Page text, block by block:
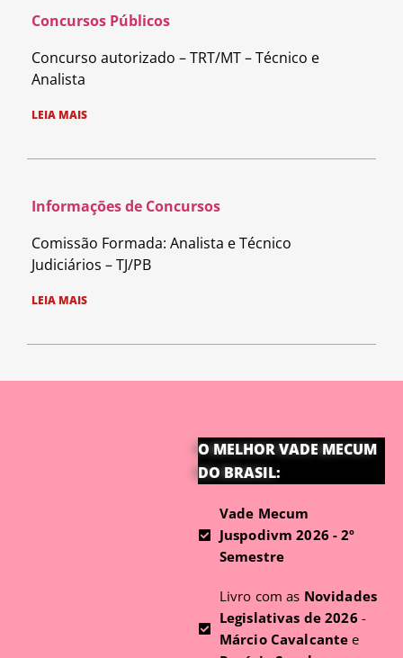
Concursos Públicos
Concurso autorizado – TRT/MT – Técnico e
Analista
LEIA MAIS
Informações de Concursos
Comissão Formada: Analista e Técnico
Judiciários – TJ/PB
LEIA MAIS
O MELHOR VADE MECUM
DO BRASIL:
Vade Mecum
Juspodivm 2026 - 2º
Semestre
Livro com as Novidades
Legislativas de 2026 -
Márcio Cavalcante e